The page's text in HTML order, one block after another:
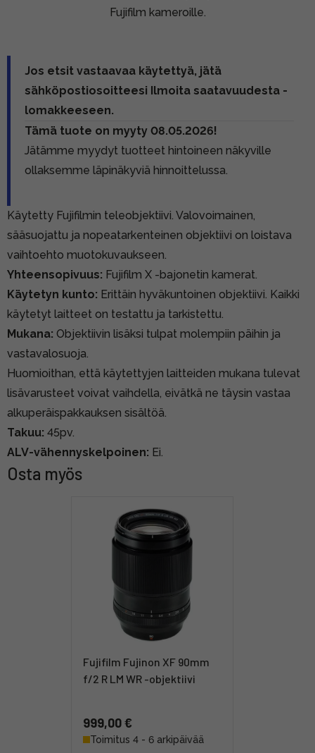
Fujifilm kameroille.
Jos etsit vastaavaa käytettyä, jätä
sähköpostiosoitteesi Ilmoita saatavuudesta -
lomakkeeseen.
Tämä tuote on myyty 08.05.2026!
Jätämme myydyt tuotteet hintoineen näkyville
ollaksemme läpinäkyviä hinnoittelussa.
Käytetty Fujifilmin teleobjektiivi. Valovoimainen,
sääsuojattu ja nopeatarkenteinen objektiivi on loistava
vaihtoehto muotokuvaukseen.
Yhteensopivuus: Fujifilm X -bajonetin kamerat.
Käytetyn kunto: Erittäin hyväkuntoinen objektiivi. Kaikki
käytetyt laitteet on testattu ja tarkistettu.
Mukana: Objektiivin lisäksi tulpat molempiin päihin ja
vastavalosuoja.
Huomioithan, että käytettyjen laitteiden mukana tulevat
lisävarusteet voivat vaihdella, eivätkä ne täysin vastaa
alkuperäispakkauksen sisältöä.
Takuu: 45pv.
ALV-vähennyskelpoinen: Ei.
Osta myös
Fujifilm Fujinon XF 90mm
f/2 R LM WR -objektiivi
999,00 €
Toimitus 4 - 6 arkipäivää